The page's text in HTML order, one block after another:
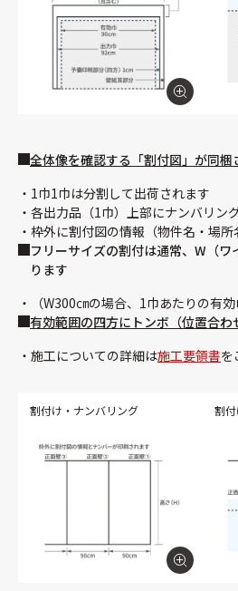
全体像を確認する「割付図」が同梱
1巾1巾は分割して出荷されます
各出力品（1巾）上部にナンバリン
枠外に割付図の情報（物件名・場
フリーサイズの割付は通常、W（ワ
ります
（W300㎝の場合、1巾あたりの有
有効範囲の四方にトンボ（位置合
施工についての詳細は施工要領書を
割付け・ナンバリング 割